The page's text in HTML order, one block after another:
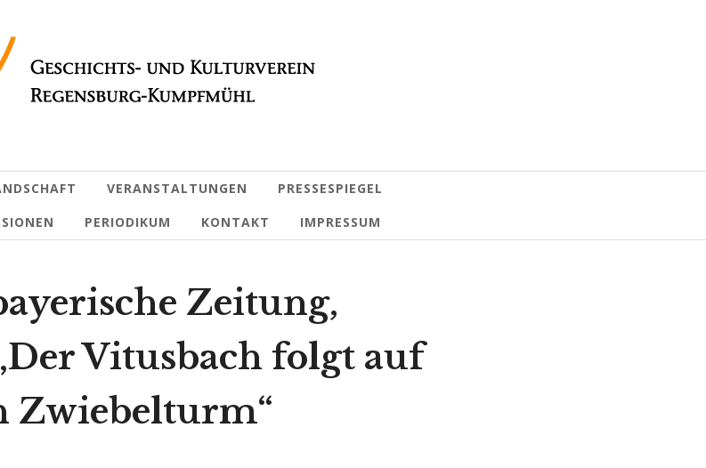
VERANSTALTUNGEN
PRESSESPIEGEL
PERIODIKUM KONTAKT IMPRESSUM
Zeitung,
Vitusbach folgt auf
Zwiebelturm“